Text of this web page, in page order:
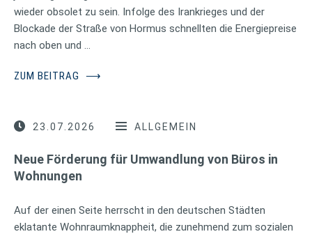
wieder obsolet zu sein. Infolge des Irankrieges und der
Blockade der Straße von Hormus schnellten die Energiepreise
nach oben und …
ZUM BEITRAG ⟶
23.07.2026 ALLGEMEIN
Neue Förderung für Umwandlung von Büros in
Wohnungen
Auf der einen Seite herrscht in den deutschen Städten
eklatante Wohnraumknappheit, die zunehmend zum sozialen